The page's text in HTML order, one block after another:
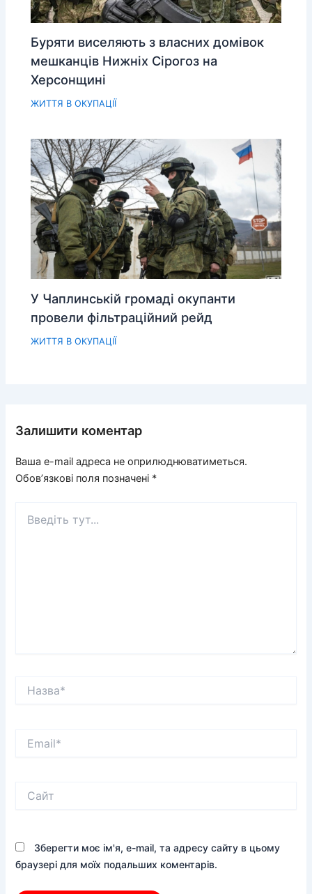
Буряти виселяють з власних домівок
мешканців Нижніх Сірогоз на
Херсонщині
ЖИТТЯ В ОКУПАЦІЇ
У Чаплинській громаді окупанти
провели фільтраційний рейд
ЖИТТЯ В ОКУПАЦІЇ
Залишити коментар
Ваша e-mail адреса не оприлюднюватиметься.
Обов’язкові поля позначені *
тут...
Зберегти моє ім'я, e-mail, та адресу сайту в цьому
браузері для моїх подальших коментарів.